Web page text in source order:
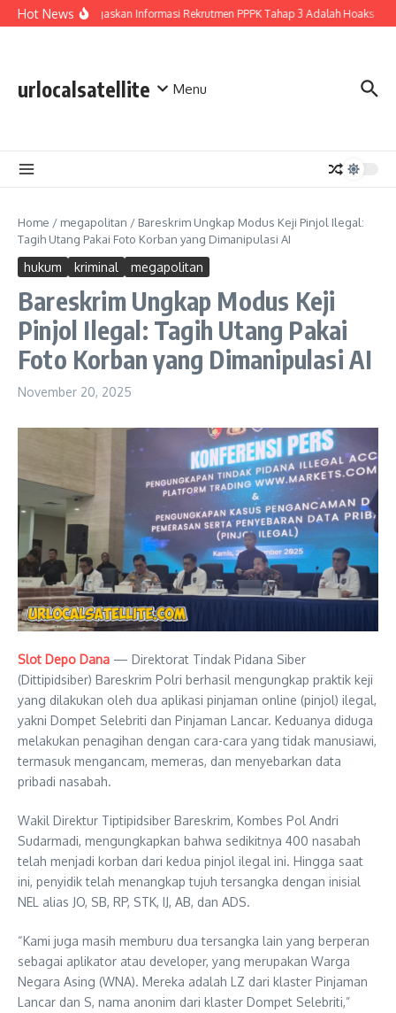
Lewati ke konten
Hot NewsBGN Tegaskan Informasi Rekrutmen PPPK Tahap 3 Adalah Hoaks
urlocalsatellite Menu
Home / megapolitan / Bareskrim Ungkap Modus Keji Pinjol Ilegal:
Tagih Utang Pakai Foto Korban yang Dimanipulasi AI
hukum kriminal megapolitan
Bareskrim Ungkap Modus Keji
Pinjol Ilegal: Tagih Utang Pakai
Foto Korban yang Dimanipulasi AI
November 20, 2025
Slot Depo Dana — Direktorat Tindak Pidana Siber
(Dittipidsiber) Bareskrim Polri berhasil mengungkap praktik keji
yang dilakukan oleh dua aplikasi pinjaman online (pinjol) ilegal,
yakni Dompet Selebriti dan Pinjaman Lancar. Keduanya diduga
melakukan penagihan dengan cara-cara yang tidak manusiawi,
termasuk mengancam, memeras, dan menyebarkan data
pribadi nasabah.
Wakil Direktur Tiptipidsiber Bareskrim, Kombes Pol Andri
Sudarmadi, mengungkapkan bahwa sedikitnya 400 nasabah
telah menjadi korban dari kedua pinjol ilegal ini. Hingga saat
ini, penyidik telah menangkap tujuh tersangka dengan inisial
NEL alias JO, SB, RP, STK, IJ, AB, dan ADS.
“Kami juga masih memburu dua tersangka lain yang berperan
sebagai aplikator atau developer, yang merupakan Warga
Negara Asing (WNA). Mereka adalah LZ dari klaster Pinjaman
Lancar dan S, nama anonim dari klaster Dompet Selebriti,”